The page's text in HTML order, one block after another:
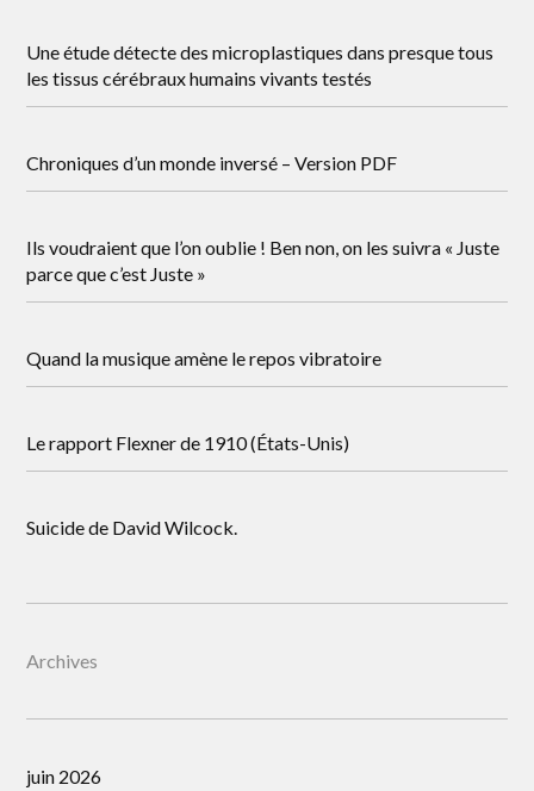
Une étude détecte des microplastiques dans presque tous
les tissus cérébraux humains vivants testés
Chroniques d’un monde inversé – Version PDF
Ils voudraient que l’on oublie ! Ben non, on les suivra « Juste
parce que c’est Juste »
Quand la musique amène le repos vibratoire
Le rapport Flexner de 1910 (États-Unis)
Suicide de David Wilcock.
Archives
juin 2026